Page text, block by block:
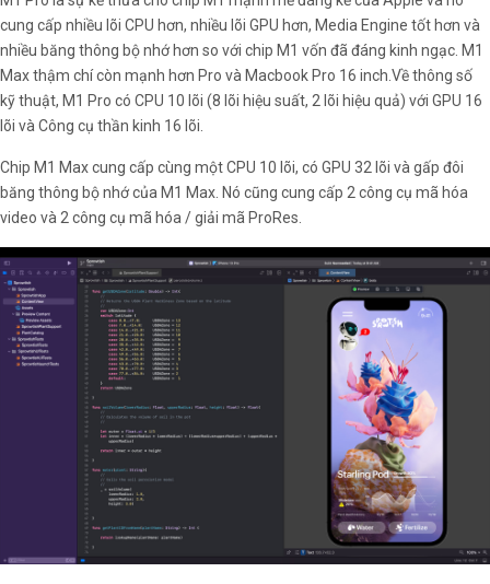
cung cấp nhiều lõi CPU hơn, nhiều lõi GPU hơn, Media Engine tốt hơn và
nhiều băng thông bộ nhớ hơn so với chip M1 vốn đã đáng kinh ngạc. M1
Max thậm chí còn mạnh hơn Pro và Macbook Pro 16 inch.Về thông số
kỹ thuật, M1 Pro có CPU 10 lõi (8 lõi hiệu suất, 2 lõi hiệu quả) với GPU 16
lõi và Công cụ thần kinh 16 lõi.
Chip M1 Max cung cấp cùng một CPU 10 lõi, có GPU 32 lõi và gấp đôi
băng thông bộ nhớ của M1 Max. Nó cũng cung cấp 2 công cụ mã hóa
video và 2 công cụ mã hóa / giải mã ProRes.